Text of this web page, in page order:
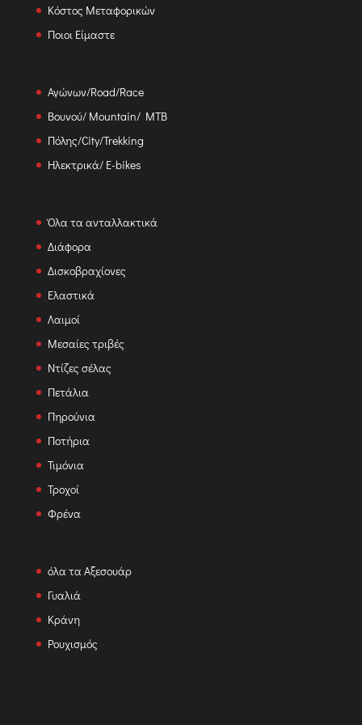
Κόστος Μεταφορικών
Ποιοι Είμαστε
Αγώνων/Road/Race
Βουνού/ Mountain/ MTB
Πόλης/City/Trekking
Ηλεκτρικά/ E-bikes
Όλα τα ανταλλακτικά
Διάφορα
Δισκοβραχίονες
Ελαστικά
Λαιμοί
Μεσαίες τριβές
Ντίζες σέλας
Πετάλια
Πηρούνια
Ποτήρια
Τιμόνια
Τροχοί
Φρένα
όλα τα Αξεσουάρ
Γυαλιά
Κράνη
Ρουχισμός